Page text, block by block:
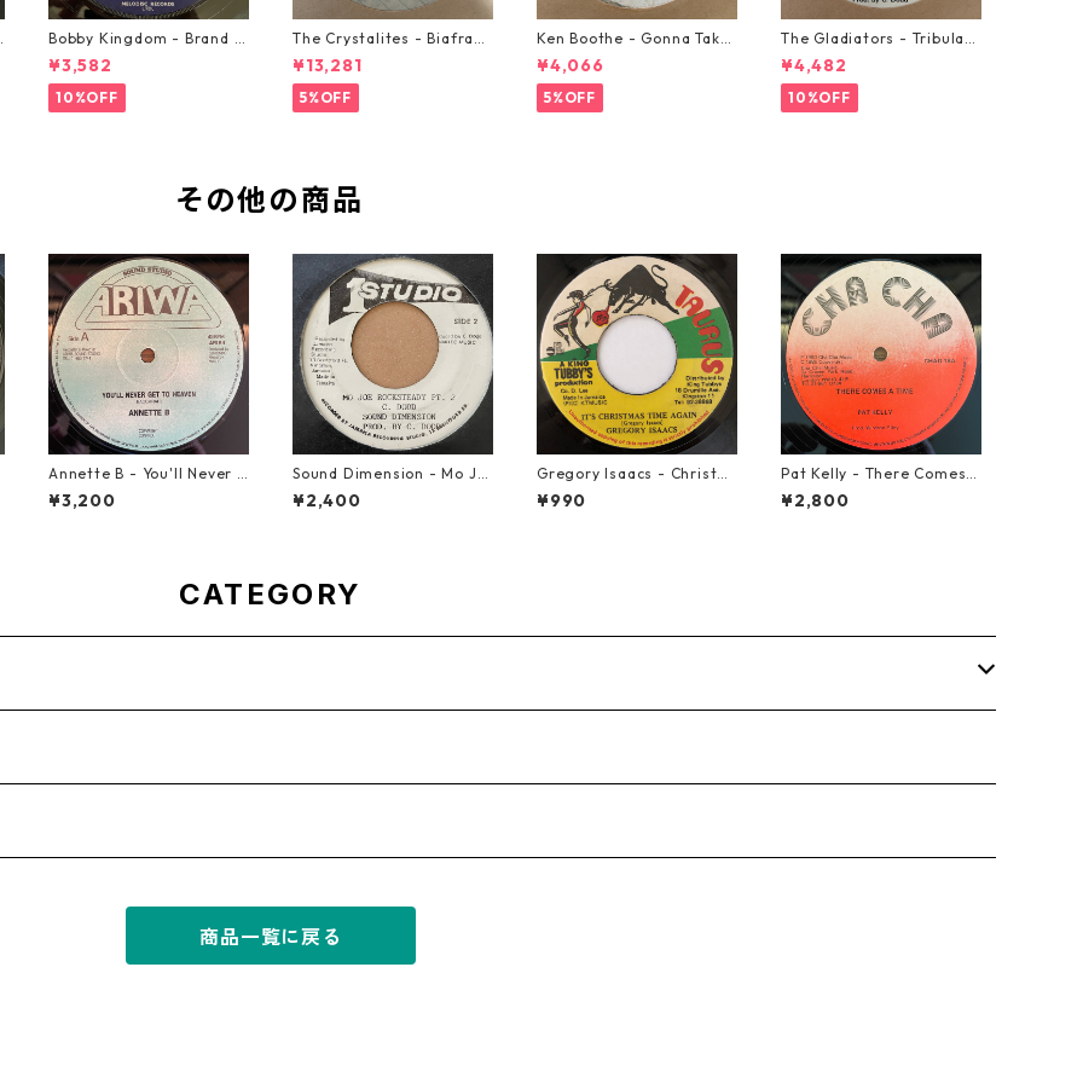
Bobby Kingdom - Brand N
ew Automobile【7-2088
9】
¥3,582
10%OFF
The Crystalites - Biafra
【7-21293】
¥13,281
5%OFF
Ken Boothe - Gonna Take
A Miracle【7-21362】
¥4,066
5%OFF
The Gladiators - Tribulati
on【7-21365】
¥4,482
10%OFF
その他の商品
Annette B - You'll Never G
et To Heaven【12-5005
8】
¥3,200
Sound Dimension - Mo Jo
e Rock Steady【7-21087】
¥2,400
Gregory Isaacs - Christm
as Time Once Again【7-2
0589】
¥990
Pat Kelly - There Comes A
Time【12-50057】
¥2,800
CATEGORY
商品一覧に戻る